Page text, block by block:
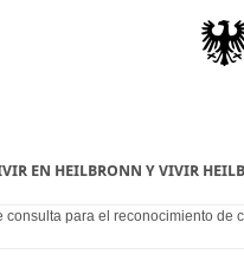
EN HEILBRONN Y VIVIR
consulta para el reconocimiento de